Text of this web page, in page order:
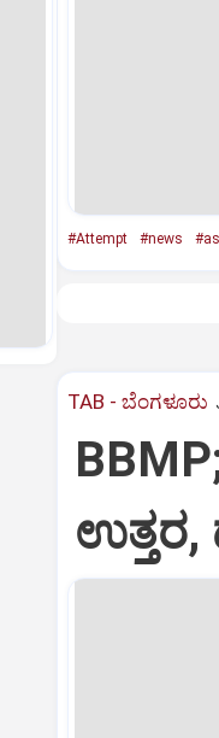
#Attempt #news
TAB - ಬೆಂಗಳೂರು
ಉತ್ತರ,